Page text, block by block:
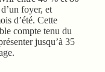
foyer, et
d’été. Cette
compte tenu du
jusqu’à 35